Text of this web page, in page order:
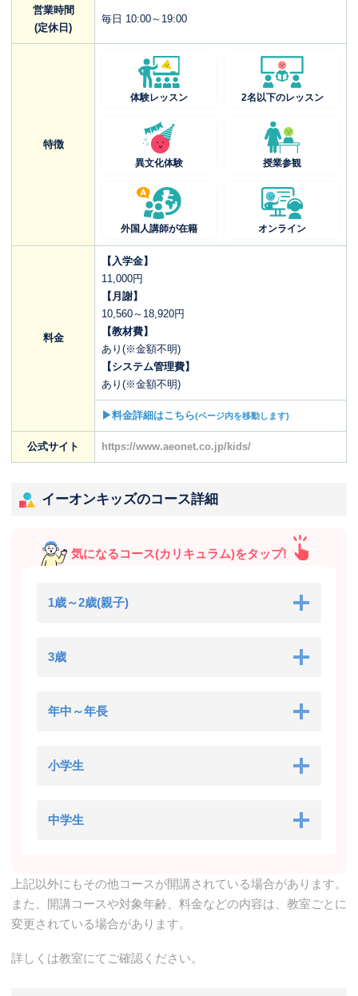
営業時間
(定休日)
毎日 10:00～19:00
特徴
体験レッスン 2名以下のレッスン
異文化体験 授業参観
外国人講師が在籍 オンライン
料金
【入学金】
11,000円
【月謝】
10,560～18,920円
【教材費】
あり(※金額不明)
【システム管理費】
あり(※金額不明)
▶料金詳細はこちら(ページ内を移動します)
公式サイト https://www.aeonet.co.jp/kids/
イーオンキッズのコース詳細
気になるコース(カリキュラム)をタップ!
1歳～2歳(親子)
3歳
年中～年長
小学生
中学生
上記以外にもその他コースが開講されている場合があります。
また、開講コースや対象年齢、料金などの内容は、教室ごとに
変更されている場合があります。
詳しくは教室にてご確認ください。